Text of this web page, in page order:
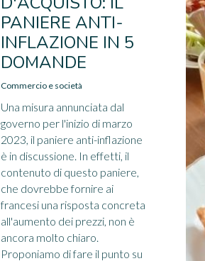
PANIERE ANTI-
INFLAZIONE IN 5
DOMANDE
Commercio e società
Una misura annunciata dal
governo per l'inizio di marzo
2023, il paniere anti-inflazione
è in discussione. In effetti, il
contenuto di questo paniere,
che dovrebbe fornire ai
francesi una risposta concreta
all'aumento dei prezzi, non è
ancora molto chiaro.
Proponiamo di fare il punto su